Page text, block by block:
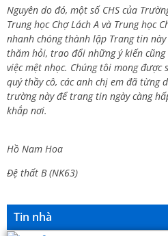
Nguyên do đó, một số CHS của
Trung học Chợ Lách A và Trung học
nhanh chóng thành lập Trang tin
thăm hỏi, trao đổi những ý kiến
việc mệt nhọc. Chúng tôi mong được
quý thầy cô, các anh chị em đã từng
trường này để trang tin ngày càng
khắp nơi.
Hồ Nam Hoa
Đệ thất B (NK63)
Tin nhà